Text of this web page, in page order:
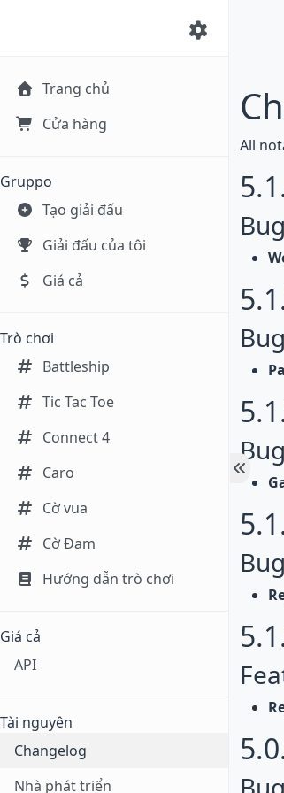
Trang chủ
Cửa hàng
Gruppo
Tạo giải đấu
Giải đấu của tôi
Giá cả
Trò chơi
Battleship
Tic Tac Toe
Connect 4
Caro
Cờ vua
Cờ Đam
Hướng dẫn trò chơi
Giá cả
API
Tài nguyên
Changelog
Nhà phát triển
All